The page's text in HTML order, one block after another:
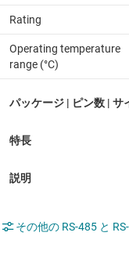
Rating
Operating temperature
range (°C)
その他の RS-485 と